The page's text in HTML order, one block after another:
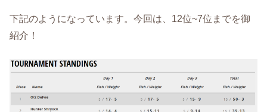
下記のようになっています。今回は、12位~7位までを御
紹介！